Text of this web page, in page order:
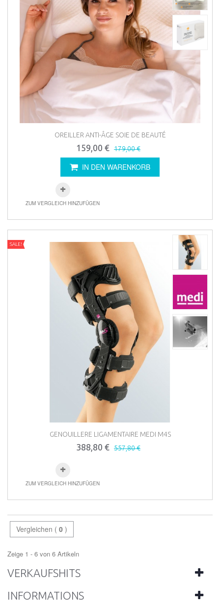
OREILLER ANTI-ÂGE SOIE DE BEAUTÉ
159,00 € 179,00 €
IN DEN WARENKORB
ZUM VERGLEICH HINZUFÜGEN
SALE!
GENOUILLERE LIGAMENTAIRE MEDI M4S
388,80 € 557,80 €
ZUM VERGLEICH HINZUFÜGEN
Vergleichen ( 0 )
Zeige 1 - 6 von 6 Artikeln
VERKAUFSHITS
INFORMATIONS